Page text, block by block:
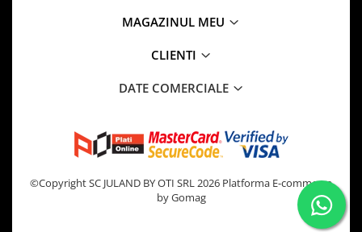
MAGAZINUL MEU
CLIENTI
DATE COMERCIALE
©Copyright SC JULAND BY OTI SRL 2026 Platforma E-commerce
by Gomag